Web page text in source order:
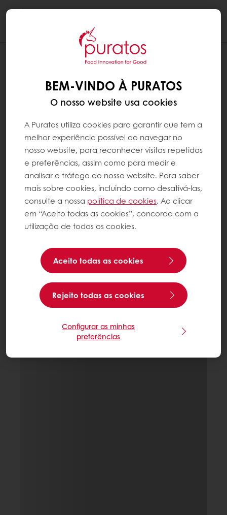
BEM-VINDO À PURATOS
O nosso website usa cookies
A Puratos utiliza cookies para garantir que tem a
melhor experiência possível ao navegar no
nosso website, para reconhecer visitas repetidas
e preferências, assim como para medir e
analisar o tráfego do nosso website. Para saber
mais sobre cookies, incluindo como desativá-las,
consulte a nossa política de cookies. Ao clicar
em “Aceito todas as cookies”, concorda com a
utilização de todos os cookies.
Aceito todas as cookies
Rejeito todas as cookies
Configurar as minhas
preferências